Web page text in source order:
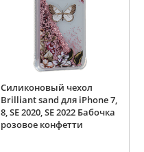
Силиконовый чехол
Brilliant sand для iPhone 7,
8, SE 2020, SE 2022 Бабочка
розовое конфетти